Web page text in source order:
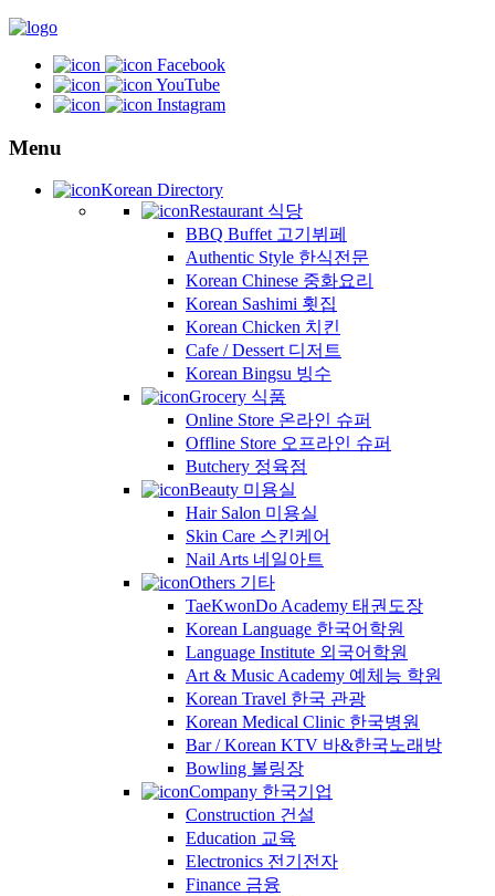
Facebook
YouTube
Instagram
Menu
Korean Directory
Restaurant 식당
BBQ Buffet 고기뷔페
Authentic Style 한식전문
Korean Chinese 중화요리
Korean Sashimi 횟집
Korean Chicken 치킨
Cafe / Dessert 디저트
Korean Bingsu 빙수
Grocery 식품
Online Store 온라인 슈퍼
Offline Store 오프라인 슈퍼
Butchery 정육점
Beauty 미용실
Hair Salon 미용실
Skin Care 스킨케어
Nail Arts 네일아트
Others 기타
TaeKwonDo Academy 태권도장
Korean Language 한국어학원
Language Institute 외국어학원
Art & Music Academy 예체능 학원
Korean Travel 한국 관광
Korean Medical Clinic 한국병원
Bar / Korean KTV 바&한국노래방
Bowling 볼링장
Company 한국기업
Construction 건설
Education 교육
Electronics 전기전자
Finance 금융